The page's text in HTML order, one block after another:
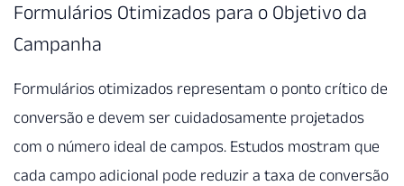
Formulários Otimizados para o Objetivo da
Campanha
Formulários otimizados representam o ponto crítico de
conversão e devem ser cuidadosamente projetados
com o número ideal de campos. Estudos mostram que
cada campo adicional pode reduzir a taxa de conversão